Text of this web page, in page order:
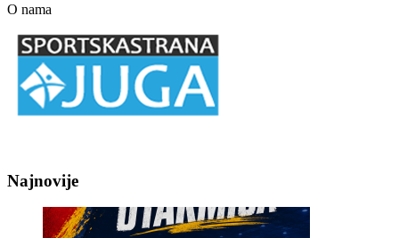
O nama
Najnovije